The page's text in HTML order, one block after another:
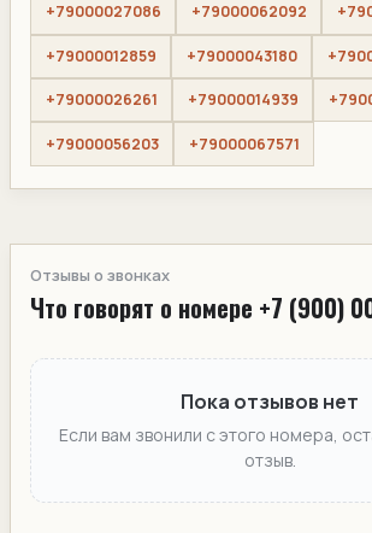
+79000027086 +79000062092
+79000012859 +79000043180
+79000026261 +79000014939
+79000056203 +79000067571
Отзывы о звонках
Что говорят о номере +7 (900)
Пока отзывов нет
Если вам звонили с этого номера,
отзыв.